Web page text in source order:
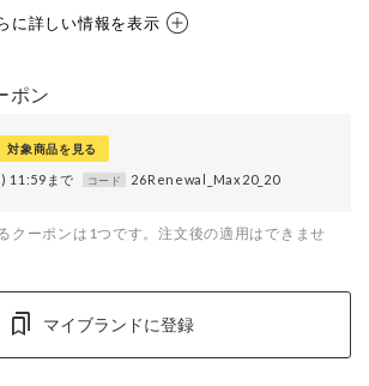
に詳しい情報を表示
ポン
対象商品を見る
11:59まで コード 26Renewal_Max20_20
クーポンは1つです。注文後の適用はできませ
マイブランドに登録